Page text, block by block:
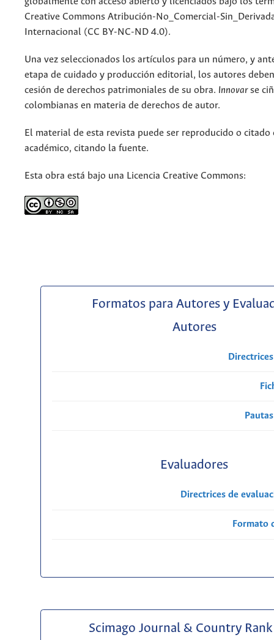
Creative Commons Atribución-No_Comercial-
Internacional (CC BY-NC-ND 4.0).
Una vez seleccionados los artículos para un número, y
etapa de cuidado y producción editorial, los autores
cesión de derechos patrimoniales de su obra. Innovarse
colombianas en materia de derechos de autor.
El material de esta revista puede ser reproducido o citado
académico, citando la fuente.
Esta obra está bajo una Licencia Creative Commons:
Formatos para Autores y
Autores
Evaluadores
Directrices de
Formato
Scimago Journal & Country Rank